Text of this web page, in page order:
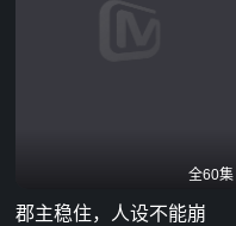
全60集
郡主稳住，人设不能崩